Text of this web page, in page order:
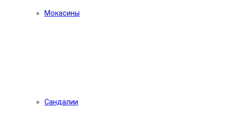
Мокасины
Сандалии